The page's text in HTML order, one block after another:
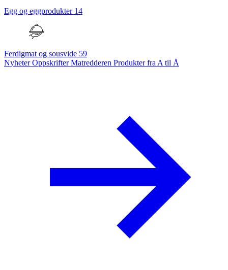
Egg og eggprodukter 14
Ferdigmat og sousvide 59
NyheterOppskrifterMatredderen Produkter fra A til Å